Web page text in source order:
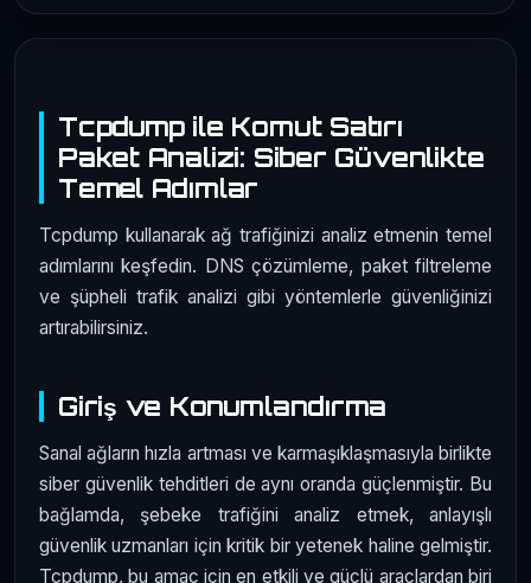
Tcpdump ile Komut Satırı
Paket Analizi: Siber Güvenlikte
Temel Adımlar
Tcpdump kullanarak ağ trafiğinizi analiz etmenin temel
adımlarını keşfedin. DNS çözümleme, paket filtreleme
ve şüpheli trafik analizi gibi yöntemlerle güvenliğinizi
artırabilirsiniz.
Giriş ve Konumlandırma
Sanal ağların hızla artması ve karmaşıklaşmasıyla birlikte
siber güvenlik tehditleri de aynı oranda güçlenmiştir. Bu
bağlamda, şebeke trafiğini analiz etmek, anlayışlı
güvenlik uzmanları için kritik bir yetenek haline gelmiştir.
Tcpdump, bu amaç için en etkili ve güçlü araçlardan biri